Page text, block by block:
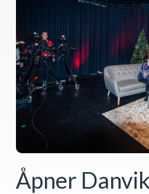
Åpner